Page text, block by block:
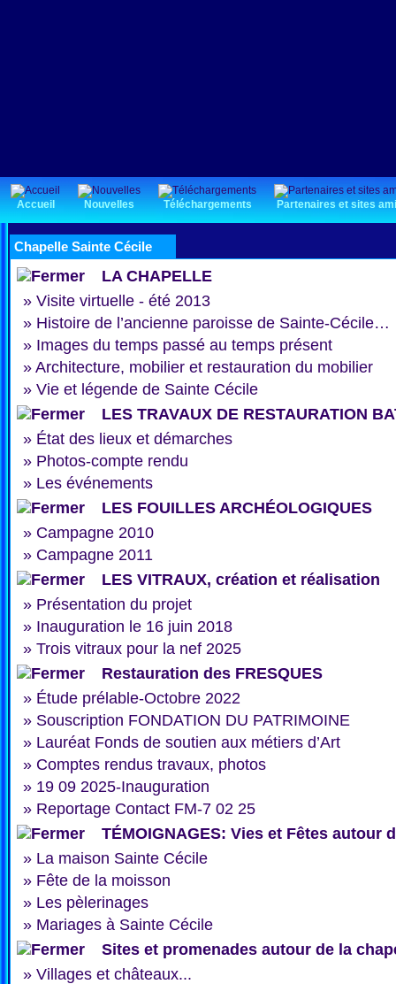
Accueil Nouvelles Téléchargements Partenaires et sites
Chapelle Sainte Cécile
LA CHAPELLE
» Visite virtuelle - été 2013
» Histoire de l’ancienne paroisse de Sainte-Cécile…
» Images du temps passé au temps présent
» Architecture, mobilier et restauration du mobilier
» Vie et légende de Sainte Cécile
LES TRAVAUX DE RESTAURATION
» État des lieux et démarches
» Photos-compte rendu
» Les événements
LES FOUILLES ARCHÉOLOGIQUES
» Campagne 2010
» Campagne 2011
LES VITRAUX, création et réalisation
» Présentation du projet
» Inauguration le 16 juin 2018
» Trois vitraux pour la nef 2025
Restauration des FRESQUES
» Étude prélable-Octobre 2022
» Souscription FONDATION DU PATRIMOINE
» Lauréat Fonds de soutien aux métiers d’Art
» Comptes rendus travaux, photos
» 19 09 2025-Inauguration
» Reportage Contact FM-7 02 25
TÉMOIGNAGES: Vies et Fêtes autour
» La maison Sainte Cécile
» Fête de la moisson
» Les pèlerinages
» Mariages à Sainte Cécile
Sites et promenades autour de la
» Villages et châteaux...